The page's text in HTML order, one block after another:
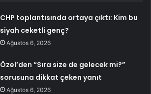
CHP toplantısında ortaya çıktı: Kim bu
siyah ceketli genç?
Ağustos 6, 2026
Özel’den “Sıra size de gelecek mi?”
sorusuna dikkat çeken yanıt
Ağustos 6, 2026